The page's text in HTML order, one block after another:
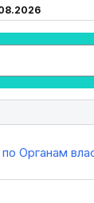
Органам